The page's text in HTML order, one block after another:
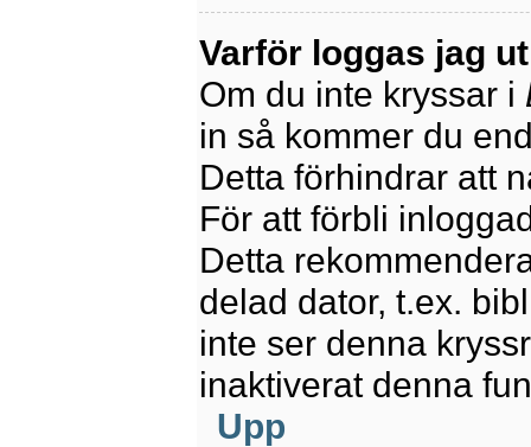
Varför loggas jag
Om du inte kryssar i
in så kommer du
Detta förhindrar att
För att förbli
Detta
delad dator, t.ex.
inte ser denna
inaktiverat denna
Upp